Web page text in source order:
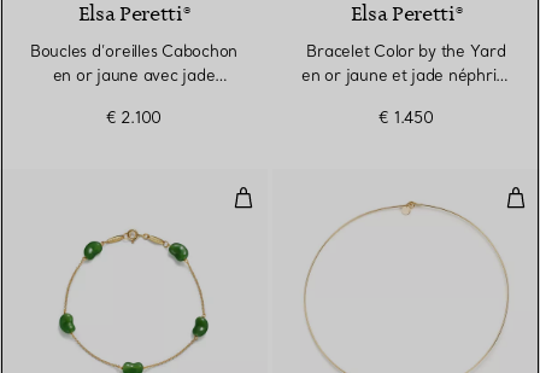
Elsa Peretti®
Boucles d’oreilles Cabochon
en or jaune avec jade
€ 2.100
Elsa Peretti®
Bracelet Color by the Yard
en or jaune et jade néphrite
€ 1.450
Bracelet Bean design en or